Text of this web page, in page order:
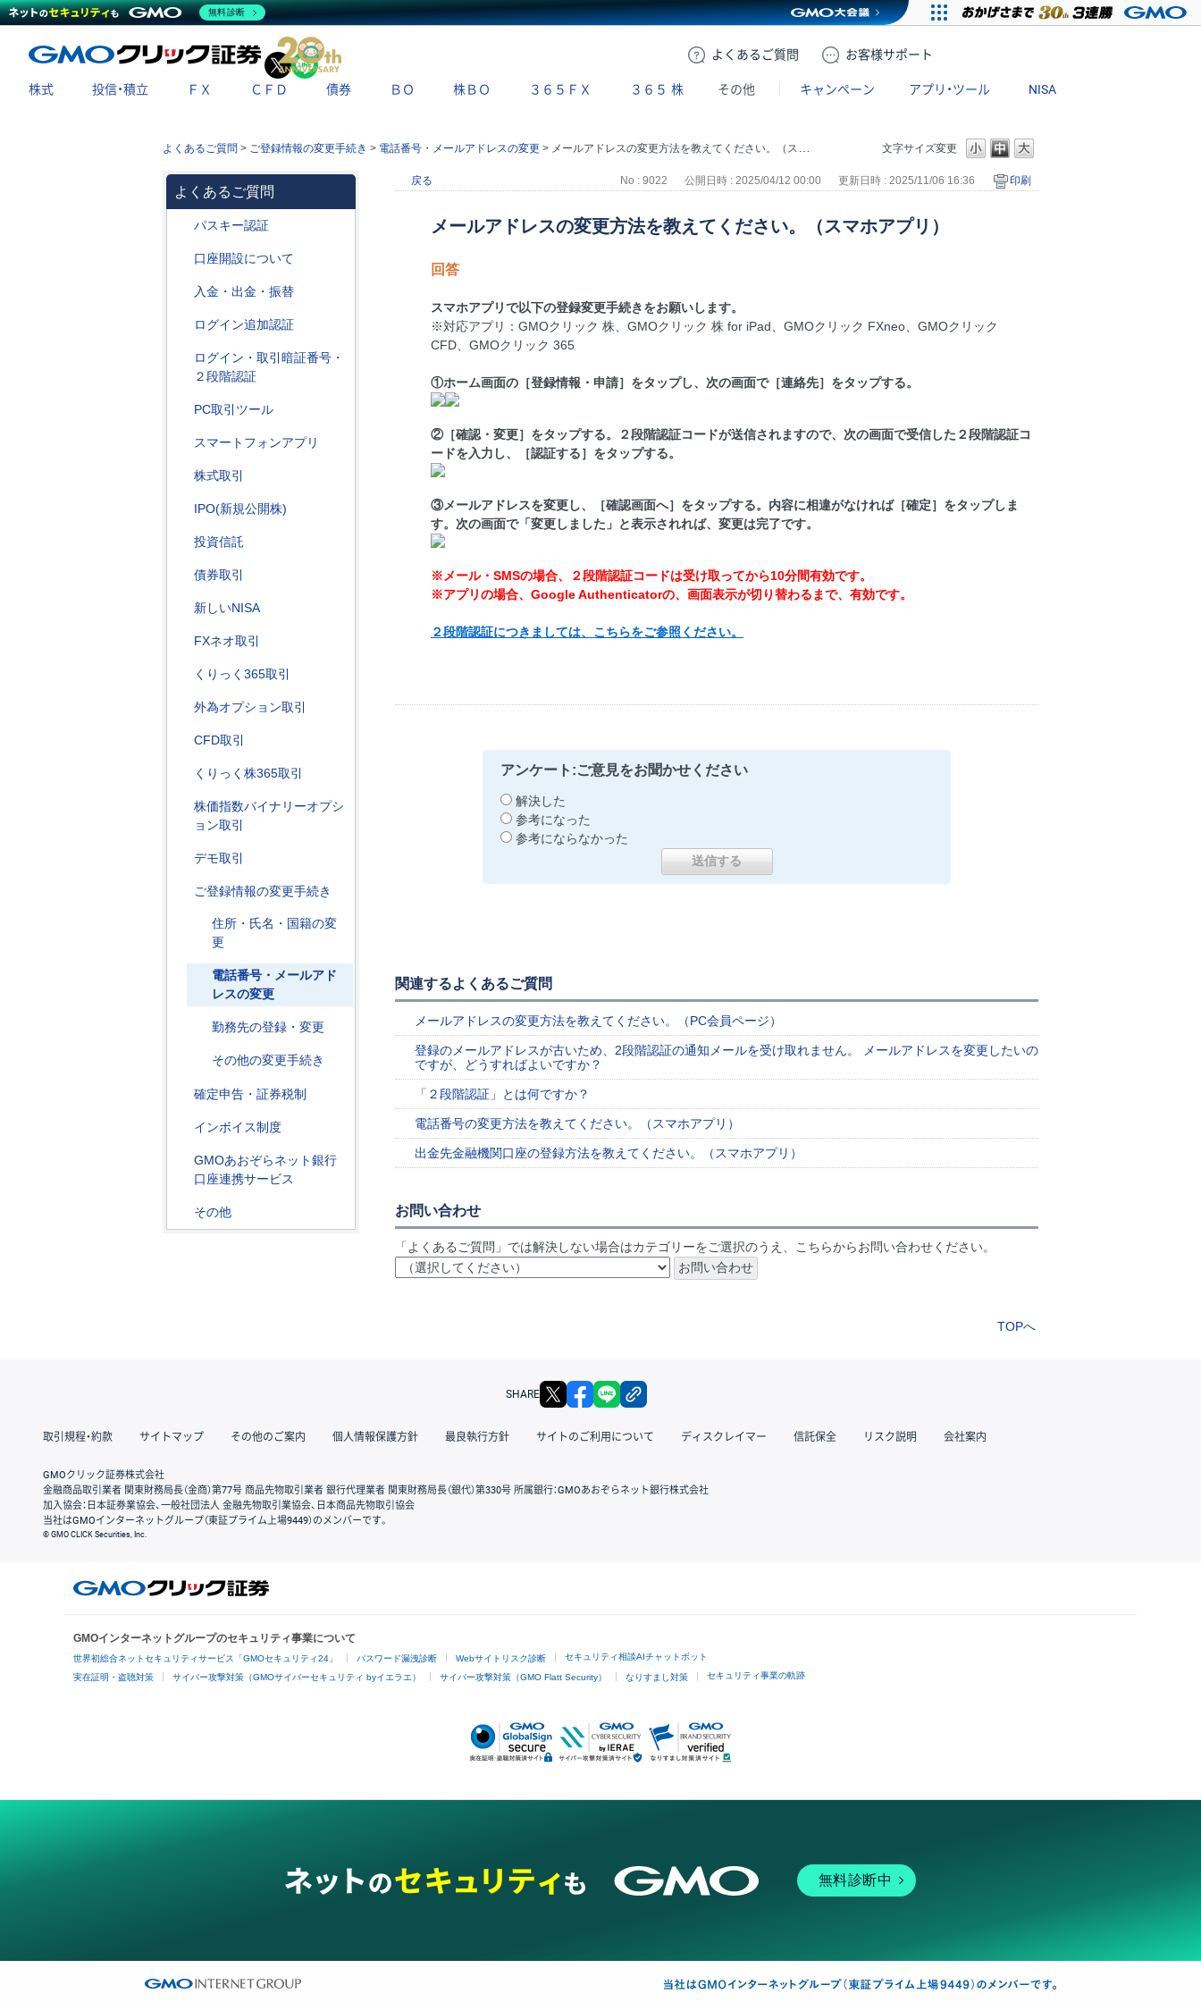
よくある ご質問 お客様サポート
X
株式 投信・積立 ＦＸ ＣＦＤ 債券 ＢＯ 株ＢＯ ３６５ＦＸ ３６５ 株 その他 キャンペーン アプリ・ツール NISA
文字サイズ変更
よくあるご質問 > ご登録情報の変更手続き > 電話番号・メールアドレスの変更 > メールアドレスの変更方法を教えてください。（スマホアプリ）
よくあるご質問
パスキー認証
口座開設について
入金・出金・振替
ログイン追加認証
ログイン・取引暗証番号・
２段階認証
PC取引ツール
スマートフォンアプリ
株式取引
IPO(新規公開株)
投資信託
債券取引
新しいNISA
FXネオ取引
くりっく365取引
外為オプション取引
CFD取引
くりっく株365取引
株価指数バイナリーオプシ
ョン取引
デモ取引
ご登録情報の変更手続き
住所・氏名・国籍の変
更
電話番号・メールアド
レスの変更
勤務先の登録・変更
その他の変更手続き
確定申告・証券税制
インボイス制度
GMOあおぞらネット銀行
口座連携サービス
その他
戻る No : 9022 公開日時 : 2025/04/12 00:00 更新日時 : 2025/11/06 16:36 印刷
メールアドレスの変更方法を教えてください。（スマホアプリ）
回答
スマホアプリで以下の登録変更手続きをお願いします。
※対応アプリ：GMOクリック 株、GMOクリック 株 for iPad、GMOクリック FXneo、GMOクリック
CFD、GMOクリック 365
①ホーム画面の［登録情報・申請］をタップし、次の画面で［連絡先］をタップする。
②［確認・変更］をタップする。２段階認証コードが送信されますので、次の画面で受信した２段階認証コ
ードを入力し、［認証する］をタップする。
③メールアドレスを変更し、［確認画面へ］をタップする。内容に相違がなければ［確定］をタップしま
す。次の画面で「変更しました」と表示されれば、変更は完了です。
※メール・SMSの場合、２段階認証コードは受け取ってから10分間有効です。
※アプリの場合、Google Authenticatorの、画面表示が切り替わるまで、有効です。
２段階認証につきましては、こちらをご参照ください。
アンケート:ご意見をお聞かせください
解決した
参考になった
参考にならなかった
関連するよくあるご質問
メールアドレスの変更方法を教えてください。（PC会員ページ）
登録のメールアドレスが古いため、2段階認証の通知メールを受け取れません。 メールアドレスを変更したいの
ですが、どうすればよいですか？
「２段階認証」とは何ですか？
電話番号の変更方法を教えてください。（スマホアプリ）
出金先金融機関口座の登録方法を教えてください。（スマホアプリ）
お問い合わせ
「よくあるご質問」では解決しない場合はカテゴリーをご選択のうえ、こちらからお問い合わせください。
TOPへ
SHARE X facebook
取引規程・約款 サイトマップ その他のご案内 個人情報保護方針 最良執行方針 サイトのご利用について ディスクレイマー 信託保全 リスク説明 会社案内
GMOクリック証券株式会社
金融商品取引業者 関東財務局長（金商）第77号 商品先物取引業者 銀行代理業者 関東財務局長（銀代）第330号 所属銀行：GMOあおぞらネット銀行株式会社
加入協会：日本証券業協会、一般社団法人 金融先物取引業協会、日本商品先物取引協会
当社はGMOインターネットグループ（東証プライム上場9449）のメンバーです。
© GMO CLICK Securities, Inc.
GMOインターネットグループのセキュリティ事業について
世界初総合ネットセキュリティサービス「GMOセキュリティ24」 パスワード漏洩診断 Webサイトリスク診断 セキュリティ相談AIチャットボット
実在証明・盗聴対策 サイバー攻撃対策（GMOサイバーセキュリティ byイエラエ） サイバー攻撃対策（GMO Flatt Security） なりすまし対策 セキュリティ事業の軌跡
無料診断中
無料診断